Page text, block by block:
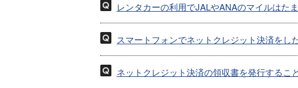
レンタカーの利用でJALやANAのマイルはた
スマートフォンでネットクレジット決済をし
ネットクレジット決済の領収書を発行するこ